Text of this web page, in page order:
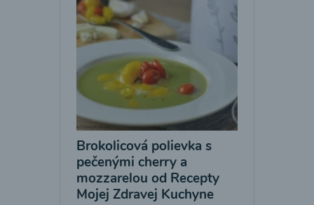
Brokolicová polievka s
pečenými cherry a
mozzarelou od Recepty
Mojej Zdravej Kuchyne